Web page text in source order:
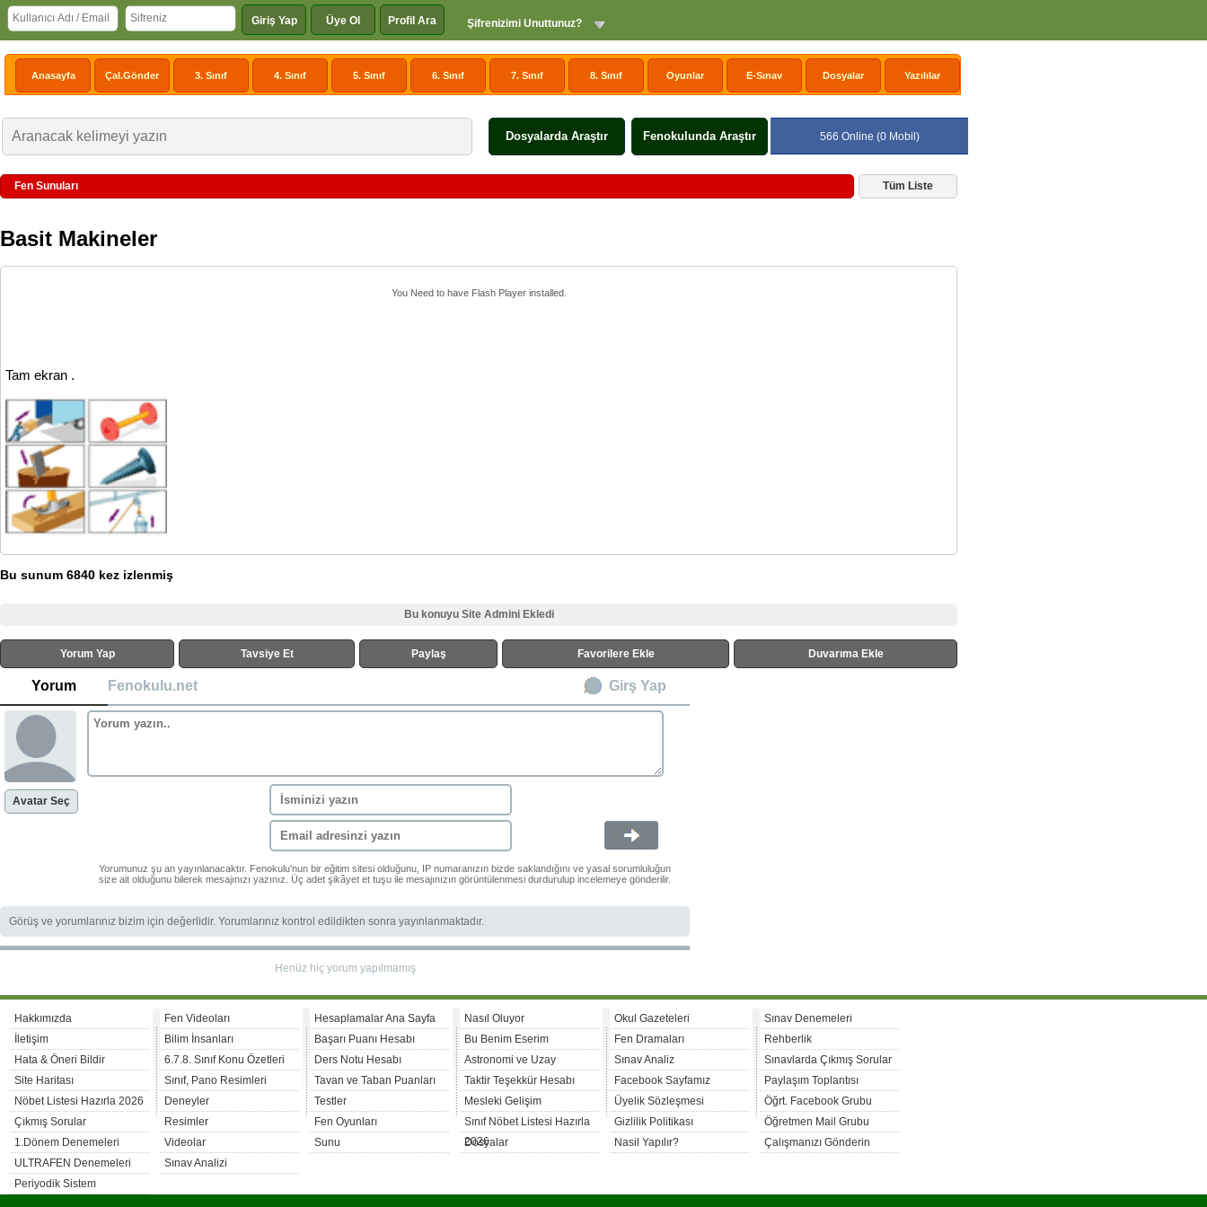
Giriş Yap Üye Ol Profil Ara Şifrenizimi Unuttunuz?
Anasayfa Çal.Gönder 3. Sınıf 4. Sınıf 5. Sınıf 6. Sınıf 7. Sınıf 8. Sınıf Oyunlar E-Sınav Dosyalar Yazılılar
Dosyalarda Araştır Fenokulunda Araştır 566 Online (0 Mobil)
Fen Sunuları Tüm Liste
Basit Makineler
You Need to have Flash Player installed.
Tam ekran .
Bu sunum 6840 kez izlenmiş
Bu konuyu Site Admini Ekledi
Yorum Yap Tavsiye Et Paylaş Favorilere Ekle Duvarıma Ekle
Yorum Fenokulu.net Girş Yap
Avatar Seç
Yorumunuz şu an yayınlanacaktır. Fenokulu'nun bir eğitim sitesi olduğunu, IP numaranızın bizde saklandığını ve yasal sorumluluğun
size ait olduğunu bilerek mesajınızı yazınız. Üç adet şikâyet et tuşu ile mesajınızın görüntülenmesi durdurulup incelemeye gönderilir.
Görüş ve yorumlarınız bizim için değerlidir. Yorumlarınız kontrol edildikten sonra yayınlanmaktadır.
Henüz hiç yorum yapılmamış
Hakkımızda
İletişim
Hata & Öneri Bildir
Site Haritası
Nöbet Listesi Hazırla 2026
Çıkmış Sorular
1.Dönem Denemeleri
ULTRAFEN Denemeleri
Periyodik Sistem
Fen Videoları
Bilim İnsanları
6.7.8. Sınıf Konu Özetleri
Sınıf, Pano Resimleri
Deneyler
Resimler
Videolar
Sınav Analizi
Hesaplamalar Ana Sayfa
Başarı Puanı Hesabı
Ders Notu Hesabı
Tavan ve Taban Puanları
Testler
Fen Oyunları
Sunu
Nasıl Oluyor
Bu Benim Eserim
Astronomi ve Uzay
Taktir Teşekkür Hesabı
Mesleki Gelişim
Sınıf Nöbet Listesi Hazırla
2026
Dosyalar
Okul Gazeteleri
Fen Dramaları
Sınav Analiz
Facebook Sayfamız
Üyelik Sözleşmesi
Gizlilik Politikası
Nasil Yapılır?
Sınav Denemeleri
Rehberlik
Sınavlarda Çıkmış Sorular
Paylaşım Toplantısı
Öğrt. Facebook Grubu
Öğretmen Mail Grubu
Çalışmanızı Gönderin